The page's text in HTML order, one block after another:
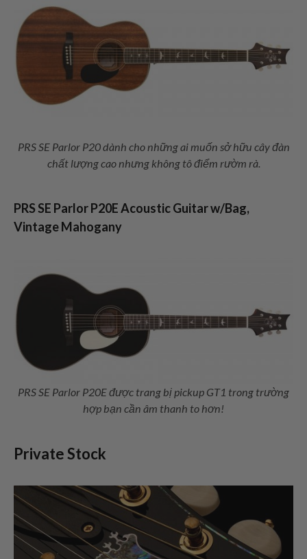
PRS SE Parlor P20 dành cho những ai muốn sở hữu cây đàn
chất lượng cao nhưng không tô điểm rườm rà.
PRS SE Parlor P20E Acoustic Guitar w/Bag,
Vintage Mahogany
PRS SE Parlor P20E được trang bị pickup GT1 trong trường
hợp bạn cần âm thanh to hơn!
Private Stock